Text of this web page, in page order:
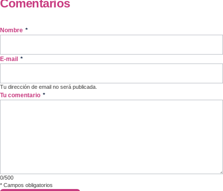
Comentarios
Nombre *
E-mail *
Tu dirección de email no será publicada.
Tu comentario *
0/500
* Campos obligatorios